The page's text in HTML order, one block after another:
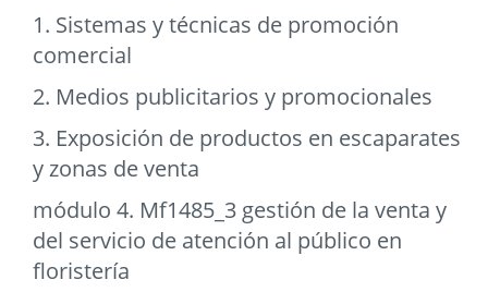
1. Sistemas y técnicas de promoción
comercial
2. Medios publicitarios y promocionales
3. Exposición de productos en escaparates
y zonas de venta
módulo 4. Mf1485_3 gestión de la venta y
del servicio de atención al público en
floristería